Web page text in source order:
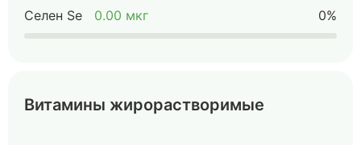
Селен Se 0.00 мкг 0%
Витамины жирорастворимые